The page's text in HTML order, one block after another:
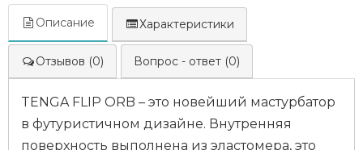
Описание Характеристики
Отзывов (0) Вопрос - ответ (0)
TENGA FLIP ORB – это новейший мастурбатор
в футуристичном дизайне. Внутренняя
поверхность выполнена из эластомера, это